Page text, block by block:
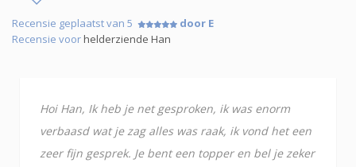
Recensie geplaatst van 5
door E
Recensie voorhelderziende Han
Hoi Han, Ik heb je net gesproken, ik was enorm
verbaasd wat je zag alles was raak, ik vond het een
zeer fijn gesprek. Je bent een topper en bel je zeker